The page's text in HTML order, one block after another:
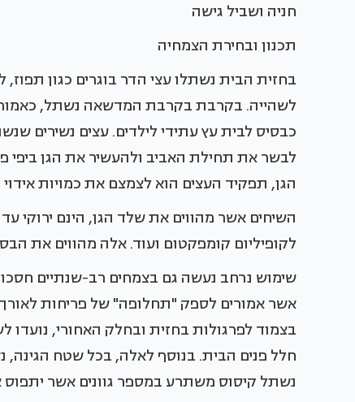
חניה ושביל גישה
תכנון ובחירת הצמחיה
בחזית הבית נשתלו עצי הדר בוגרים כגון תפוז,
לשהייה. בקרבת בקרבת המדשאה נשתל, כאמור,
כבסיס לבית עץ עתידי לילדים. עצים נשירים
לבשר את תחילת האביב ולהעשיר את הגן ביפי
הגן, תפקיד העצים הוא לצמצם את כמויות
השיחים אשר מהווים את שלד הגן, הינם ירוקי
לקופיליום קומפקטום ועוד. אלה מהווים את
שימוש נרחב נעשה גם בצמחים רב-שנתיים
אשר אמורים לספק "תחלופה" של פריחות
בצמוד לפרגולות בחזית ובחלק האחורי,
חלל פנים הבית. בנוסף לאלה, בכל שטח
נשתל קיסוס משתרע במספר גוונים אשר